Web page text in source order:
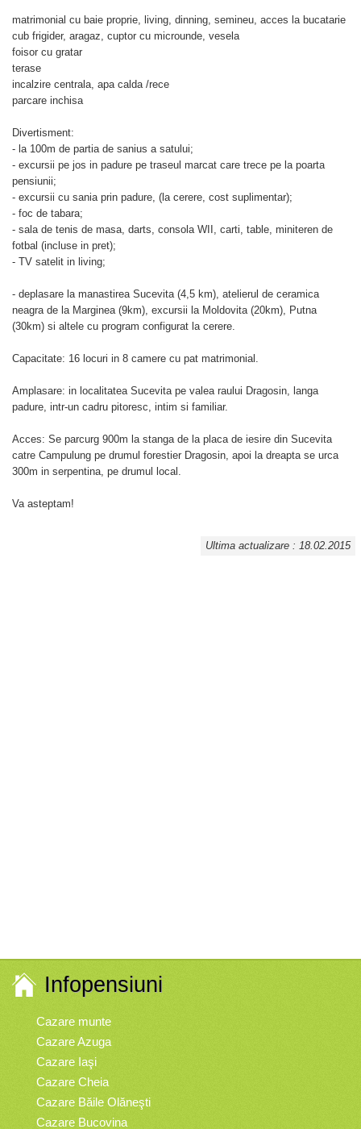
matrimonial cu baie proprie, living, dinning, semineu, acces la bucatarie
cub frigider, aragaz, cuptor cu microunde, vesela
foisor cu gratar
terase
incalzire centrala, apa calda /rece
parcare inchisa
Divertisment:
- la 100m de partia de sanius a satului;
- excursii pe jos in padure pe traseul marcat care trece pe la poarta
pensiunii;
- excursii cu sania prin padure, (la cerere, cost suplimentar);
- foc de tabara;
- sala de tenis de masa, darts, consola WII, carti, table, miniteren de
fotbal (incluse in pret);
- TV satelit in living;
- deplasare la manastirea Sucevita (4,5 km), atelierul de ceramica
neagra de la Marginea (9km), excursii la Moldovita (20km), Putna
(30km) si altele cu program configurat la cerere.
Capacitate: 16 locuri in 8 camere cu pat matrimonial.
Amplasare: in localitatea Sucevita pe valea raului Dragosin, langa
padure, intr-un cadru pitoresc, intim si familiar.
Acces: Se parcurg 900m la stanga de la placa de iesire din Sucevita
catre Campulung pe drumul forestier Dragosin, apoi la dreapta se urca
300m in serpentina, pe drumul local.
Va asteptam!
Ultima actualizare : 18.02.2015
Infopensiuni
Cazare munte
Cazare Azuga
Cazare Iaşi
Cazare Cheia
Cazare Băile Olăneşti
Cazare Bucovina